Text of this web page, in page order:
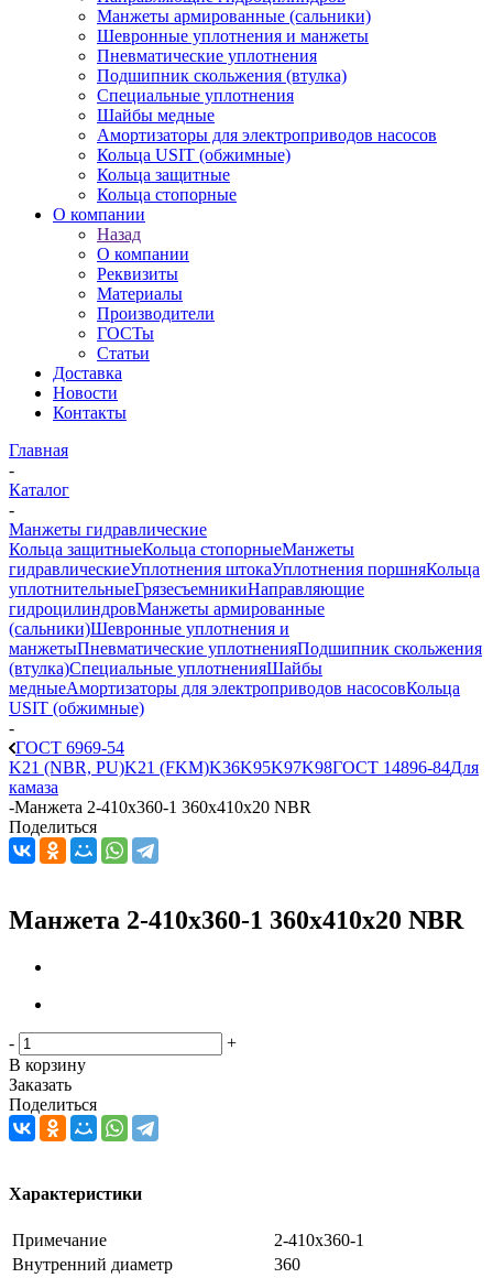
Манжеты армированные (сальники)
Шевронные уплотнения и манжеты
Пневматические уплотнения
Подшипник скольжения (втулка)
Специальные уплотнения
Шайбы медные
Амортизаторы для электроприводов насосов
Кольца USIT (обжимные)
Кольца защитные
Кольца стопорные
О компании
Назад
О компании
Реквизиты
Материалы
Производители
ГОСТы
Статьи
Доставка
Новости
Контакты
Главная
-
Каталог
-
Манжеты гидравлические
Кольца защитныеКольца стопорныеМанжеты
гидравлическиеУплотнения штокаУплотнения поршняКольца
уплотнительныеГрязесъемникиНаправляющие
гидроцилиндровМанжеты армированные
(сальники)Шевронные уплотнения и
манжетыПневматические уплотненияПодшипник скольжения
(втулка)Специальные уплотненияШайбы
медныеАмортизаторы для электроприводов насосовКольца
USIT (обжимные)
-
ГОСТ 6969-54
K21 (NBR, PU)K21 (FKM)K36K95K97K98ГОСТ 14896-84Для
камаза
-Манжета 2-410х360-1 360x410x20 NBR
Поделиться
Манжета 2-410х360-1 360x410x20 NBR
-
+
В корзину
Заказать
Поделиться
Характеристики
Примечание
2-410х360-1
Внутренний диаметр
360